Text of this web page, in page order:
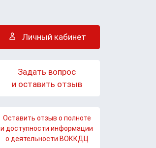
Личный кабинет
Задать вопрос
и оставить отзыв
Оставить отзыв о полноте
и доступности информации
о деятельности ВОККДЦ